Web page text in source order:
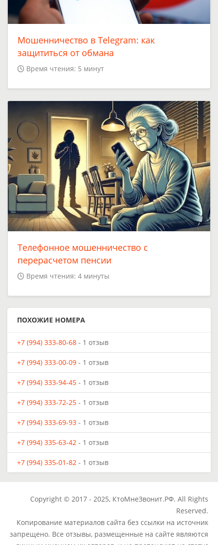
Мошенничество в Telegram: как
защититься от обмана
Время чтения: 5 минут
Телефонное мошенничество с
перерасчетом пенсии
Время чтения: 4 минуты
ПОХОЖИЕ НОМЕРА
+7 (994) 333-80-68 - 1 отзыв
+7 (994) 333-00-09 - 1 отзыв
+7 (994) 333-94-45 - 1 отзыв
+7 (994) 333-72-25 - 1 отзыв
+7 (994) 333-69-93 - 1 отзыв
+7 (994) 335-63-42 - 1 отзыв
+7 (994) 335-01-82 - 1 отзыв
Copyright © 2017 - 2025, КтоМнеЗвонит.РФ. All Rights
Reserved.
Копирование материалов сайта без ссылки на источник
запрещено. Все отзывы, размещенные на сайте являются